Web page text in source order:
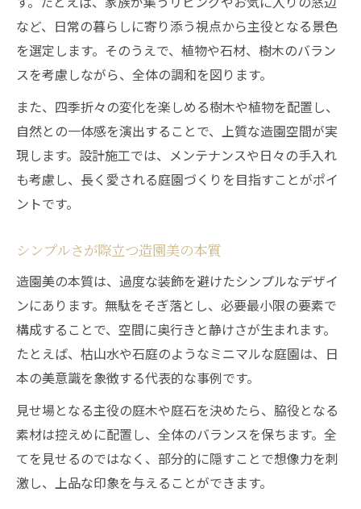
など、日常の暮らしに寄り添う視点から主役となる景色
を選定します。そのうえで、植物や石材、樹木のバラン
スを考慮しながら、全体の調和を図ります。
また、四季折々の変化を楽しめる樹木や植物を配置し、
自然との一体感を演出することで、上質な造園空間が実
現します。設計施工では、メンテナンスや日々の手入れ
も考慮し、長く愛される庭園づくりを目指すことがポイ
ントです。
シンプルさが際立つ造園美の本質
造園美の本質は、過度な装飾を避けたシンプルなデザイ
ンにあります。無駄をそぎ落とし、必要最小限の要素で
構成することで、空間に奥行きと静けさが生まれます。
たとえば、枯山水や石庭のようなミニマルな庭園は、日
本の美意識を象徴する代表的な事例です。
見せ場となる主役の庭木や庭石を決めたら、脇役となる
素材は控えめに配置し、全体のバランスを保ちます。全
てを見せるのではなく、部分的に隠すことで想像力を刺
激し、上品な印象を与えることができます。